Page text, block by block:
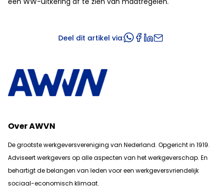
Deel dit artikel via:
Over AWVN
De grootste werkgeversvereniging van Nederland. Opgericht in 1919.
Adviseert werkgevers op alle aspecten van het werkgeverschap. En
behartigt de belangen van leden voor een werkgeversvriendelijk
sociaal-economisch klimaat.